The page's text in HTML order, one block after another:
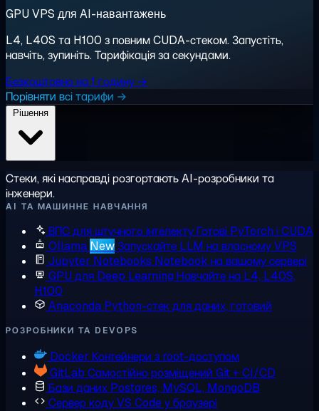
GPU VPS для AI-навантажень
L4, L40S та H100 з повним CUDA-стеком. Запустіть,
навчіть, зупиніть. Тарифікація за секундами.
Безкоштовно на 1 годину →
Порівняти всі тарифи →
Стеки, які насправді розгортають AI-розробники та
інженери.
AI ТА МАШИННЕ НАВЧАННЯ
ВПС для штучного інтелектуГотові PyTorch і CUDA
Ollama NewЗапускайте LLM на власному VPS
Jupyter Notebooks Notebook на вашому сервері
GPU для Deep Learning Навчайте на L4, L40S,
H100
Anaconda Python-стек для даних, готовий
РОЗРОБНИКИ ТА DEVOPS
Docker Контейнери з root-доступом
GitLab Самостійно розміщений Git + CI/CD
Бази даних Postgres, MySQL, MongoDB
Сервер кодуVS Code у браузері